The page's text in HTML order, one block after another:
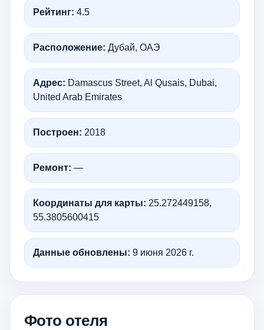
Рейтинг: 4.5
Расположение: Дубай, ОАЭ
Адрес: Damascus Street, Al Qusais, Dubai,
United Arab Emirates
Построен: 2018
Ремонт: —
Координаты для карты: 25.272449158,
55.3805600415
Данные обновлены: 9 июня 2026 г.
Фото отеля